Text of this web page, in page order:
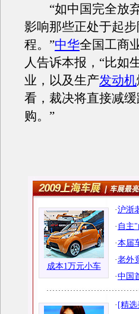
“如中国完全放弃
影响那些正处于起
程。”中华全国工商
人告诉本报，“比如
业，以及生产发动机
看，裁决将直接减
购。”
成本1万元小车
·沪浙
· 自主
·本届
·老外
·中国
· [精选